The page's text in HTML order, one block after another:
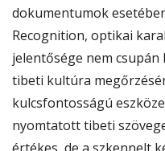
dokumentumok
Recognition, optikai
jelentősége nem
tibeti kultúra
kulcsfontosságú
nyomtatott tibeti